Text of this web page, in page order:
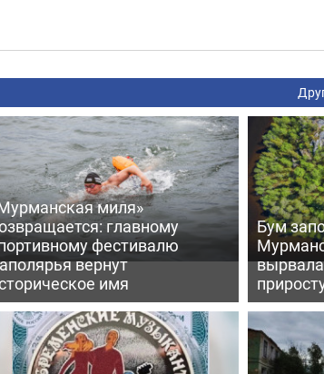
миля»
главному
фестивалю
вернут
имя
Бум